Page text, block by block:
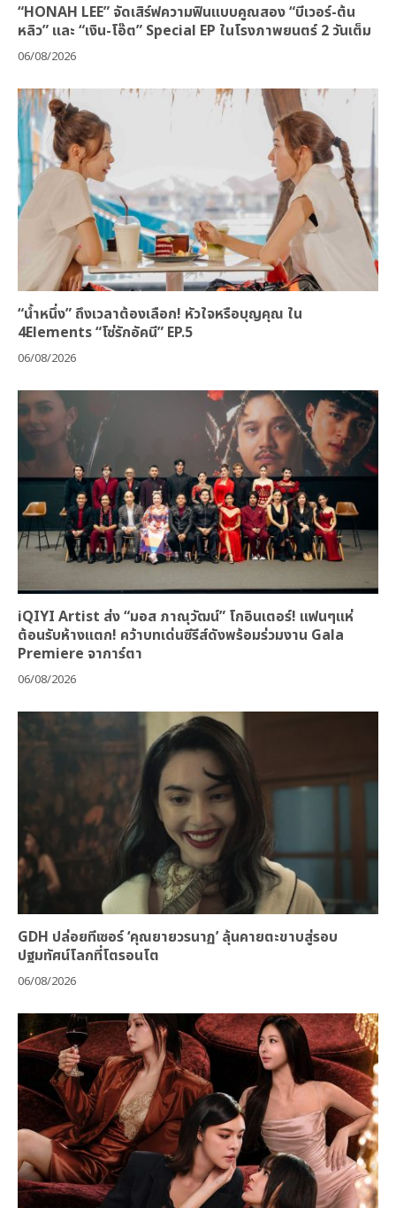
“HONAH LEE” จัดเสิร์ฟความฟินแบบคูณสอง “บีเวอร์-ต้น
หลิว” และ “เงิน-โอ๊ต” Special EP ในโรงภาพยนตร์ 2 วันเต็ม
06/08/2026
“น้ำหนึ่ง” ถึงเวลาต้องเลือก! หัวใจหรือบุญคุณ ใน
4Elements “โซ่รักอัคนี” EP.5
06/08/2026
iQIYI Artist ส่ง “มอส ภาณุวัฒน์” โกอินเตอร์! แฟนๆแห่
ต้อนรับห้างแตก! คว้าบทเด่นซีรีส์ดังพร้อมร่วมงาน Gala
Premiere จาการ์ตา
06/08/2026
GDH ปล่อยทีเซอร์ ‘คุณยายวรนาฏ’ ลุ้นคายตะขาบสู่รอบ
ปฐมทัศน์โลกที่โตรอนโต
06/08/2026